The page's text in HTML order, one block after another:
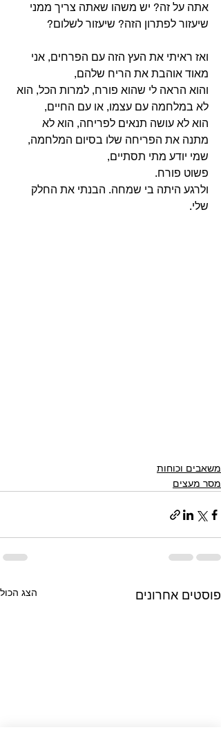
אתה על זה? יש משהו שאתה צריך ממני
שיעזור לפתרון הזה? שיעזור לשלום?
ואז ראיתי את העץ הזה עם הפרחים, אני
מאוד אוהבת את הריח שלהם,
והוא הראה לי שהוא פורח, למרות הכל, הוא
לא במלחמה עם עצמו, או עם החיים,
הוא לא עושה תנאים לפריחה, הוא לא
מתנה את הפריחה שלו בסיום המלחמה,
שמי יודע מתי תסתיים,
פשוט פורח.
ולרגע היתה בי שמחה. הבנתי את החלק
שלי.
משאבים וכוחות
מסר מעצים
פוסטים אחרונים הצג הכול